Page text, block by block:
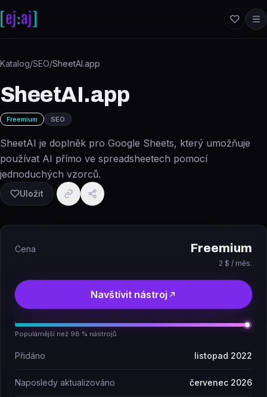
Katalog/SEO/SheetAI.app
SheetAI.app
Freemium SEO
SheetAI je doplněk pro Google Sheets, který umožňuje
používat AI přímo ve spreadsheetech pomocí
jednoduchých vzorců.
Uložit
Cena Freemium
2 $ / měs.
Navštívit nástroj
Populárnější než 98 % nástrojů
Přidáno listopad 2022
Naposledy aktualizováno červenec 2026